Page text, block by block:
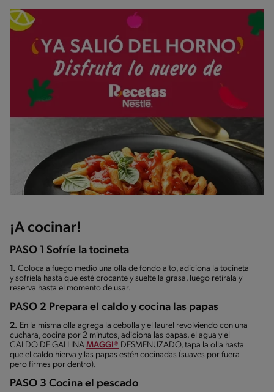
¡A cocinar!
PASO 1 Sofríe la tocineta
1. Coloca a fuego medio una olla de fondo alto, adiciona la tocineta
y sofríela hasta que esté crocante y suelte la grasa, luego retírala y
reserva hasta el momento de usar.
PASO 2 Prepara el caldo y cocina las papas
2. En la misma olla agrega la cebolla y el laurel revolviendo con una
cuchara, cocina por 2 minutos, adiciona las papas, el agua y el
CALDO DE GALLINA MAGGI® DESMENUZADO, tapa la olla hasta
que el caldo hierva y las papas estén cocinadas (suaves por fuera
pero firmes por dentro).
PASO 3 Cocina el pescado